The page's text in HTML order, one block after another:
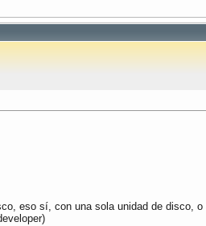
eso sí, con una sola unidad de disco,